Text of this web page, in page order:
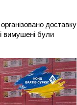
доставку
вимушені були